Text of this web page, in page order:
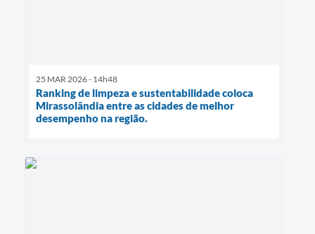
25 MAR 2026 - 14h48
Ranking de limpeza e sustentabilidade coloca
Mirassolândia entre as cidades de melhor
desempenho na região.